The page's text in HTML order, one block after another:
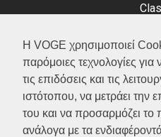
Η VOGE χρησιμοποιεί
παρόμοιες τεχνολογίες για
τις επιδόσεις και τις
ιστότοπου, να μετράει την
του και να προσαρμόζει το
ανάλογα με τα
ATV